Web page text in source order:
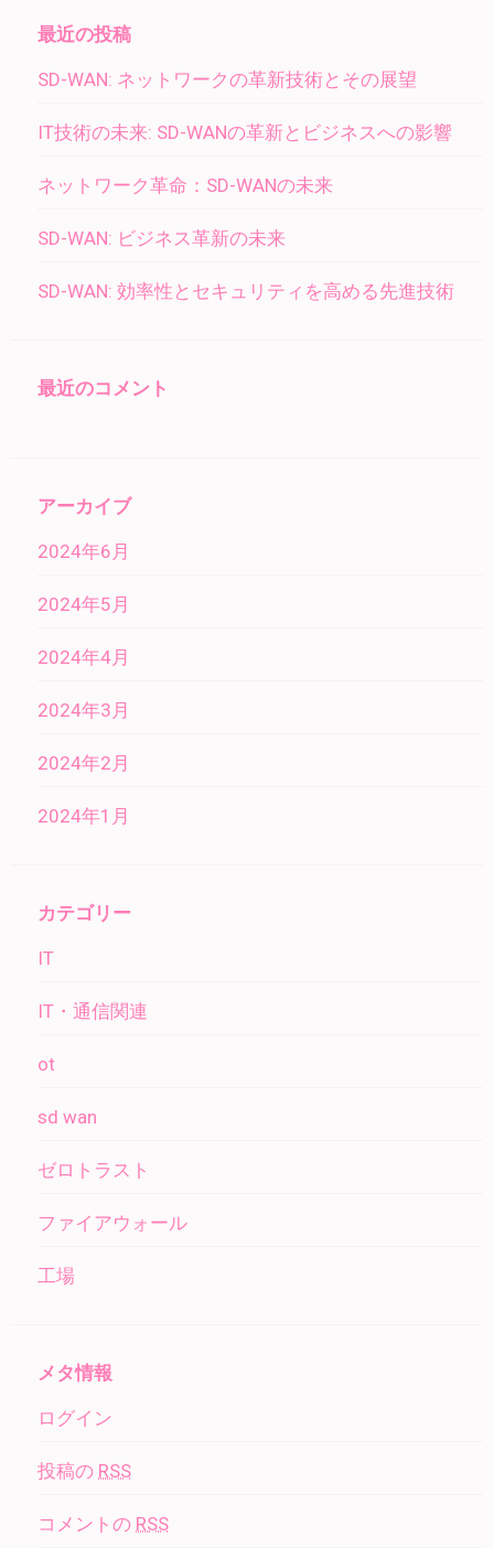
最近の投稿
SD-WAN: ネットワークの革新技術とその展望
IT技術の未来: SD-WANの革新とビジネスへの影響
ネットワーク革命：SD-WANの未来
SD-WAN: ビジネス革新の未来
SD-WAN: 効率性とセキュリティを高める先進技術
最近のコメント
アーカイブ
2024年6月
2024年5月
2024年4月
2024年3月
2024年2月
2024年1月
カテゴリー
IT
IT・通信関連
ot
sd wan
ゼロトラスト
ファイアウォール
工場
メタ情報
ログイン
投稿の RSS
コメントの RSS